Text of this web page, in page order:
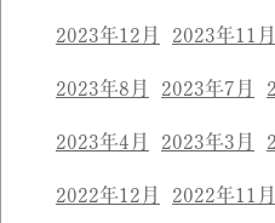
2023年12月 2023年11月
2023年8月 2023年7月
2023年4月 2023年3月
2022年12月 2022年11月